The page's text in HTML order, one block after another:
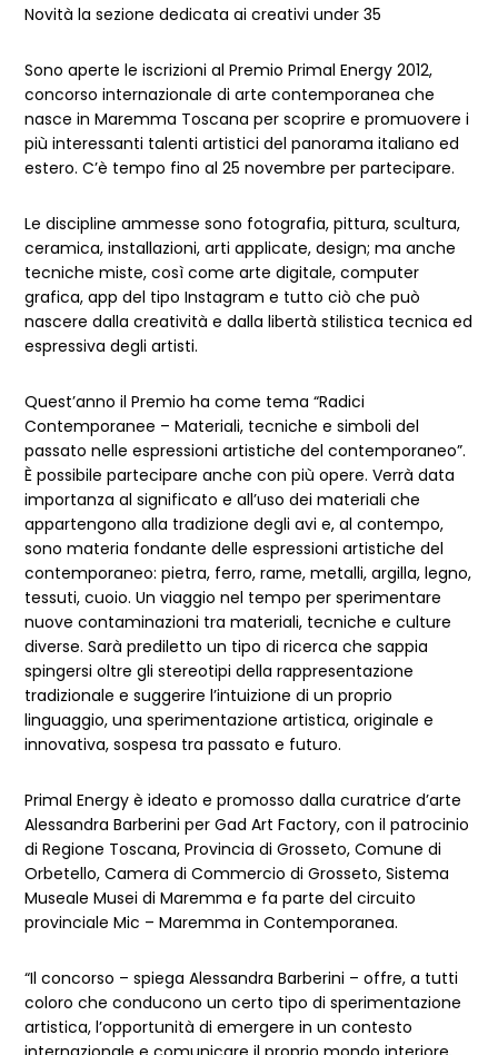
Dettagli Post Magazine
Novità la sezione dedicata ai creativi under 35
Sono aperte le iscrizioni al Premio Primal Energy 2012,
concorso internazionale di arte contemporanea che
nasce in Maremma Toscana per scoprire e promuovere i
più interessanti talenti artistici del panorama italiano ed
estero. C’è tempo fino al 25 novembre per partecipare.
Le discipline ammesse sono fotografia, pittura, scultura,
ceramica, installazioni, arti applicate, design; ma anche
tecniche miste, così come arte digitale, computer
grafica, app del tipo Instagram e tutto ciò che può
nascere dalla creatività e dalla libertà stilistica tecnica ed
espressiva degli artisti.
Quest’anno il Premio ha come tema “Radici
Contemporanee – Materiali, tecniche e simboli del
passato nelle espressioni artistiche del contemporaneo”.
È possibile partecipare anche con più opere. Verrà data
importanza al significato e all’uso dei materiali che
appartengono alla tradizione degli avi e, al contempo,
sono materia fondante delle espressioni artistiche del
contemporaneo: pietra, ferro, rame, metalli, argilla, legno,
tessuti, cuoio. Un viaggio nel tempo per sperimentare
nuove contaminazioni tra materiali, tecniche e culture
diverse. Sarà prediletto un tipo di ricerca che sappia
spingersi oltre gli stereotipi della rappresentazione
tradizionale e suggerire l’intuizione di un proprio
linguaggio, una sperimentazione artistica, originale e
innovativa, sospesa tra passato e futuro.
Primal Energy è ideato e promosso dalla curatrice d’arte
Alessandra Barberini per Gad Art Factory, con il patrocinio
di Regione Toscana, Provincia di Grosseto, Comune di
Orbetello, Camera di Commercio di Grosseto, Sistema
Museale Musei di Maremma e fa parte del circuito
provinciale Mic – Maremma in Contemporanea.
“Il concorso – spiega Alessandra Barberini – offre, a tutti
coloro che conducono un certo tipo di sperimentazione
artistica, l’opportunità di emergere in un contesto